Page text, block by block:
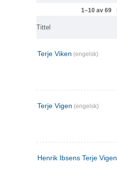
1–10 av 69
Tittel
Terje Viken (engelsk)
Terje Vigen (engelsk)
Henrik Ibsens Terje Vigen